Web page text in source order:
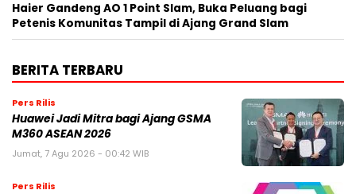
Haier Gandeng AO 1 Point Slam, Buka Peluang bagi
Petenis Komunitas Tampil di Ajang Grand Slam
BERITA TERBARU
Pers Rilis
Huawei Jadi Mitra bagi Ajang GSMA
M360 ASEAN 2026
Jumat, 7 Agu 2026 - 00:42 WIB
Pers Rilis